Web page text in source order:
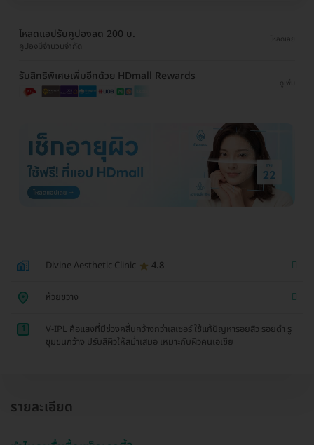
โหลดแอปรับคูปองลด 200 บ.
คูปองมีจำนวนจำกัด
โหลดเลย
รับสิทธิพิเศษเพิ่มอีกด้วย HDmall Rewards
ดูเพิ่ม
Divine Aesthetic Clinic 4.8
ห้วยขวาง
1
V-IPL คือแสงที่มีช่วงคลื่นกว้างกว่าเลเซอร์ ใช้แก้ปัญหารอยสิว รอยดำ รู
ขุมขนกว้าง ปรับสีผิวให้สม่ำเสมอ เหมาะกับผิวคนเอเชีย
รายละเอียด